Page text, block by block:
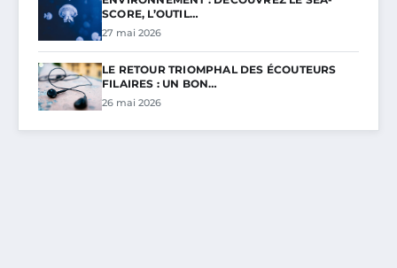
SCORE, L’OUTIL…
27 mai 2026
LE RETOUR TRIOMPHAL DES ÉCOUTEURS
FILAIRES : UN BON…
26 mai 2026